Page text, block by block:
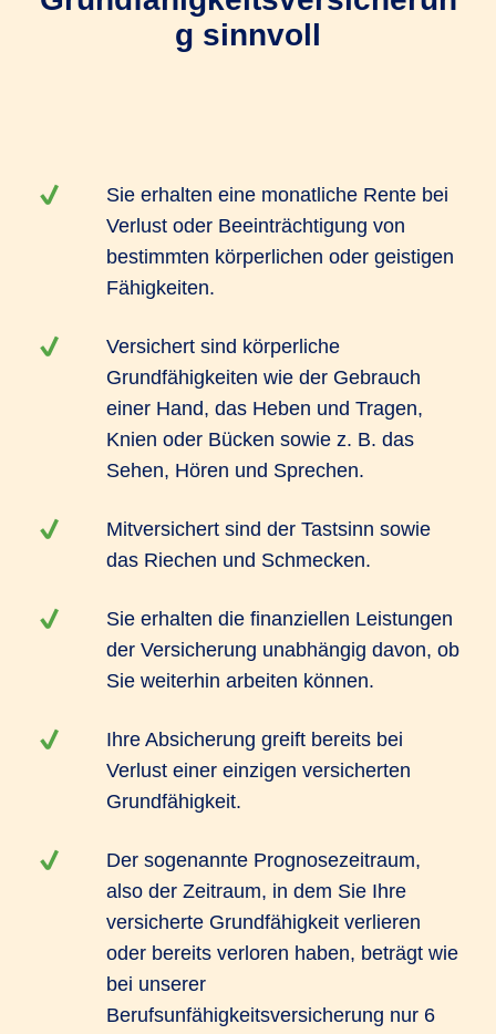
g sinnvoll
Sie erhalten eine monatliche Rente bei
Verlust oder Beeinträchtigung von
bestimmten körperlichen oder geistigen
Fähigkeiten.
Versichert sind körperliche
Grundfähigkeiten wie der Gebrauch
einer Hand, das Heben und Tragen,
Knien oder Bücken sowie z. B. das
Sehen, Hören und Sprechen.
Mitversichert sind der Tastsinn sowie
das Riechen und Schmecken.
Sie erhalten die finanziellen Leistungen
der Versicherung unabhängig davon, ob
Sie weiterhin arbeiten können.
Ihre Absicherung greift bereits bei
Verlust einer einzigen versicherten
Grundfähigkeit.
Der sogenannte Prognosezeitraum,
also der Zeitraum, in dem Sie Ihre
versicherte Grundfähigkeit verlieren
oder bereits verloren haben, beträgt wie
bei unserer
Berufsunfähigkeitsversicherung nur 6